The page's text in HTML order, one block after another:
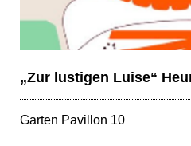
„Zur lustigen Luise“
Garten Pavillon 10